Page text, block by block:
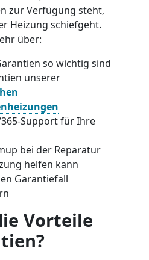
zur Verfügung steht,
Heizung schiefgeht.
über:
so wichtig sind
unserer
Support für Ihre
bei der Reparatur
helfen kann
Garantiefall
Vorteile